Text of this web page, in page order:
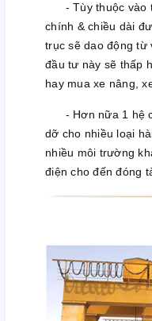
- Tùy thuộc vào
chính & chiều dài
trục sẽ dao động từ
đầu tư này sẽ thấp
hay mua xe nâng,
- Hơn nữa 1 hệ
dỡ cho nhiều loại
nhiều môi trường
điện cho đến đóng